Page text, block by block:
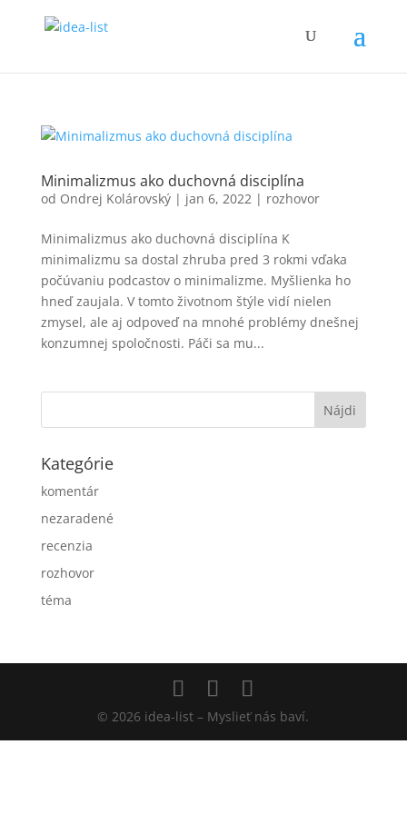
Minimalizmus ako duchovná disciplína
od Ondrej Kolárovský| jan 6, 2022| rozhovor
Minimalizmus ako duchovná disciplína K
minimalizmu sa dostal zhruba pred 3 rokmi vďaka
počúvaniu podcastov o minimalizme. Myšlienka ho
hneď zaujala. V tomto životnom štýle vidí nielen
zmysel, ale aj odpoveď na mnohé problémy dnešnej
konzumnej spoločnosti. Páči sa mu...
Kategórie
komentár
nezaradené
recenzia
rozhovor
téma
© 2026 idea-list – Myslieť nás baví.